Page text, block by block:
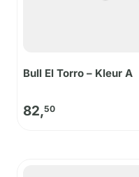
Bull El Torro – Kleur A
82,50